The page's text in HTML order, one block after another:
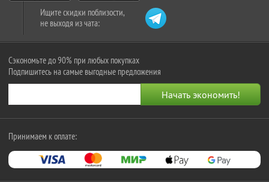
Ищите скидки поблизости,
не выходя из чата:
Сэкономьте до 90% при любых покупках
Подпишитесь на самые выгодные предложения
Принимаем к оплате: